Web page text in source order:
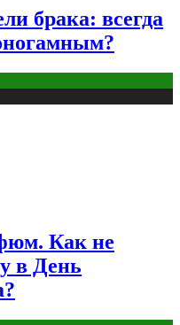
брака: всегда
Как не
в День